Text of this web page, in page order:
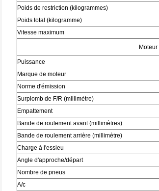
Poids de restriction (kilogrammes)
Poids total (kilogramme)
Vitesse maximum
Moteur
Puissance
Marque de moteur
Norme d'émission
Surplomb de F/R (millimètre)
Empattement
Bande de roulement avant (millimètres)
Bande de roulement arrière (millimètre)
Charge à l'essieu
Angle d'approche/départ
Nombre de pneus
A/c